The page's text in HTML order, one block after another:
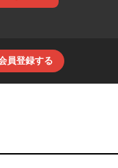
員登録する